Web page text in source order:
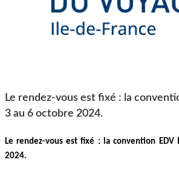
Le rendez-vous est fixé : la
3 au 6 octobre 2024.
Le rendez-vous est fixé : la convention
2024.